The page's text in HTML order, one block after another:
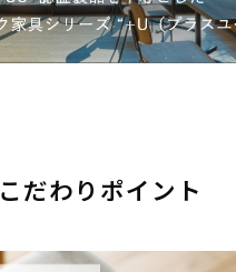
こだわりポイント